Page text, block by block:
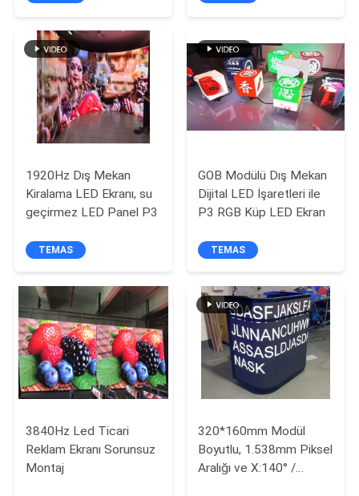
SITE
HARITASI
PRIVACY
POLICY
1920Hz Dış Mekan
Kiralama LED Ekranı, su
geçirmez LED Panel P3
TEMAS
GOB Modülü Dış Mekan
Dijital LED İşaretleri ile
P3 RGB Küp LED Ekran
TEMAS
3840Hz Led Ticari
Reklam Ekranı Sorunsuz
Montaj
320*160mm Modül
Boyutlu, 1.538mm Piksel
Aralığı ve X:140° /